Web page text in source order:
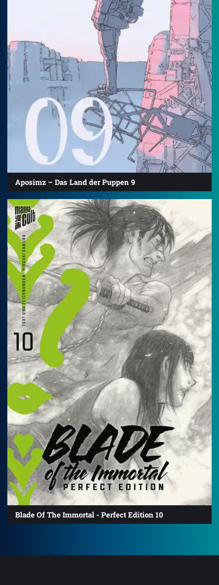
Aposimz – Das Land der Puppen 9
5.0
Blade Of The Immortal - Perfect Edition 10